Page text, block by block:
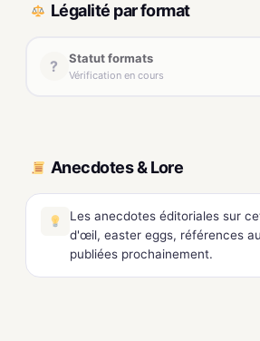
Légalité par format
? Statut formats
Vérification en cours
Anecdotes & Lore
Les anecdotes éditoriales sur
d'œil, easter eggs, références
publiées prochainement.